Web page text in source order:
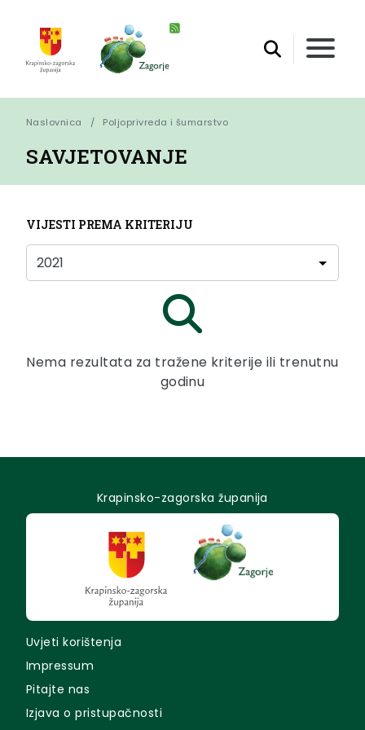
Naslovnica Poljoprivreda i šumarstvo
SAVJETOVANJE
VIJESTI PREMA KRITERIJU
Nema rezultata za tražene kriterije ili trenutnu
godinu
Krapinsko-zagorska županija
Uvjeti korištenja
Impressum
Pitajte nas
Izjava o pristupačnosti